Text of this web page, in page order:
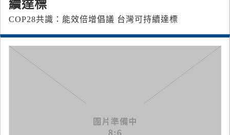
續達標
COP28共識：能效倍增倡議 台灣可持續達標